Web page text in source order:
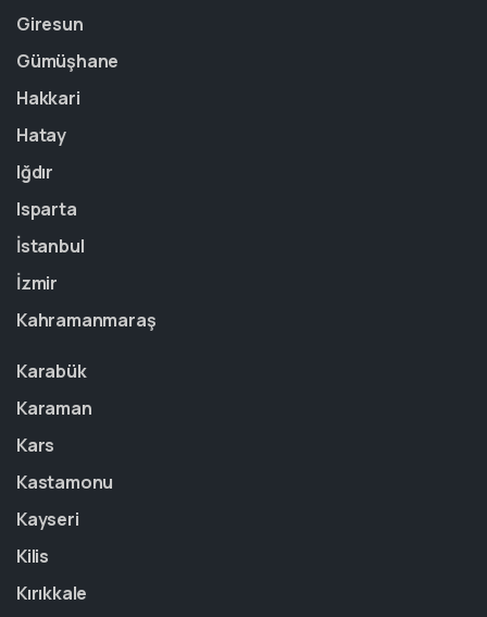
Giresun
Gümüşhane
Hakkari
Hatay
Iğdır
Isparta
İstanbul
İzmir
Kahramanmaraş
Karabük
Karaman
Kars
Kastamonu
Kayseri
Kilis
Kırıkkale